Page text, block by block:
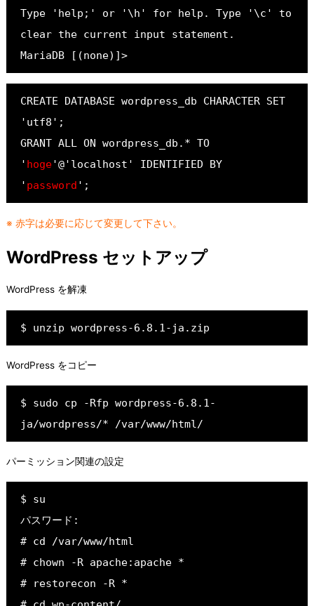
Type 'help;' or '\h' for help. Type '\c' to
clear the current input statement.
MariaDB [(none)]>
CREATE DATABASE wordpress_db CHARACTER SET
'utf8';
GRANT ALL ON wordpress_db.* TO
' hoge'@'localhost' IDENTIFIED BY
' password ';
※ 赤字は必要に応じて変更して下さい。
WordPress セットアップ
WordPress を解凍
$ unzip wordpress-6.8.1-ja.zip
WordPress をコピー
$ sudo cp -Rfp wordpress-6.8.1-
ja/wordpress/* /var/www/html/
パーミッション関連の設定
$ su
パスワード:
# cd /var/www/html
# chown -R apache:apache *
# restorecon -R *